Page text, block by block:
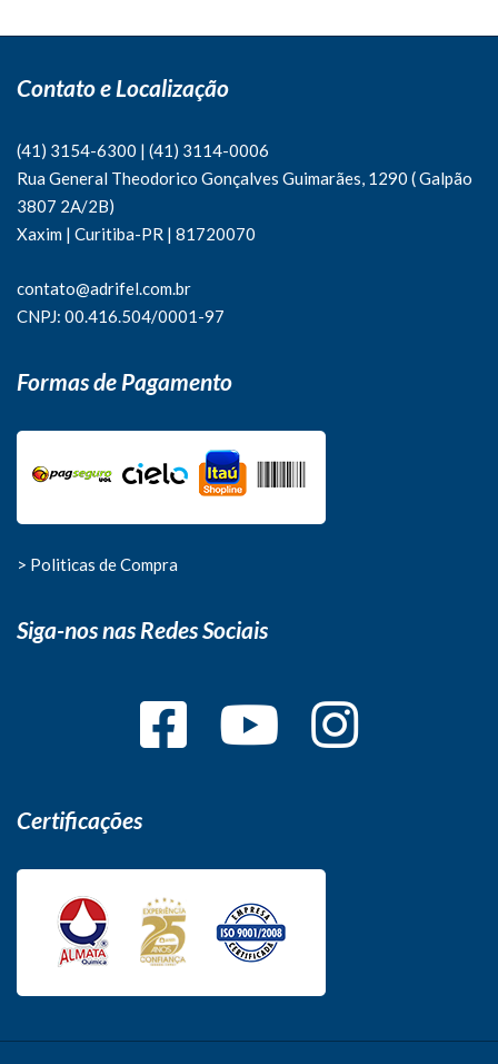
Contato e Localização
(41) 3154-6300 | (41) 3114-0006
Rua General Theodorico Gonçalves Guimarães, 1290 ( Galpão
3807 2A/2B)
Xaxim | Curitiba-PR | 81720070
contato@adrifel.com.br
CNPJ: 00.416.504/0001-97
Formas de Pagamento
> Politicas de Compra
Siga-nos nas Redes Sociais
Certificações